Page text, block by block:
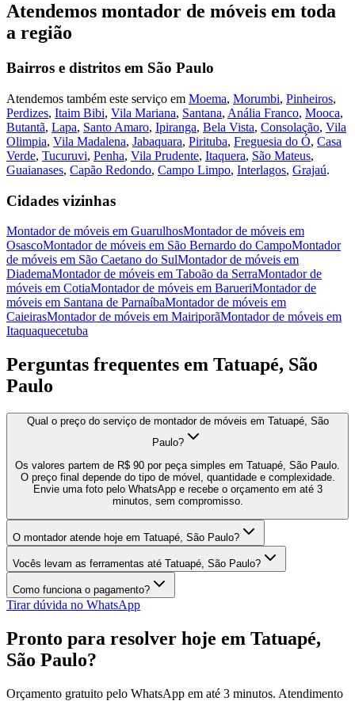
Atendemos montador de móveis em toda
a região
Bairros e distritos em São Paulo
Atendemos também este serviço em Moema, Morumbi, Pinheiros,
Perdizes, Itaim Bibi, Vila Mariana, Santana, Anália Franco, Mooca,
Butantã, Lapa, Santo Amaro, Ipiranga, Bela Vista, Consolação, Vila
Olimpia, Vila Madalena, Jabaquara, Pirituba, Freguesia do Ó, Casa
Verde, Tucuruvi, Penha, Vila Prudente, Itaquera, São Mateus,
Guaianases, Capão Redondo, Campo Limpo, Interlagos, Grajaú.
Cidades vizinhas
Montador de móveis em GuarulhosMontador de móveis em
OsascoMontador de móveis em São Bernardo do CampoMontador
de móveis em São Caetano do SulMontador de móveis em
DiademaMontador de móveis em Taboão da SerraMontador de
móveis em CotiaMontador de móveis em BarueriMontador de
móveis em Santana de ParnaíbaMontador de móveis em
CaieirasMontador de móveis em MairiporãMontador de móveis em
Itaquaquecetuba
Perguntas frequentes em Tatuapé, São
Paulo
Qual o preço do serviço de montador de móveis em Tatuapé, São
Paulo?
Os valores partem de R$ 90 por peça simples em Tatuapé, São Paulo.
O preço final depende do tipo de móvel, quantidade e complexidade.
Envie uma foto pelo WhatsApp e recebe o orçamento em até 3
minutos, sem compromisso.
O montador atende hoje em Tatuapé, São Paulo?
Vocês levam as ferramentas até Tatuapé, São Paulo?
Como funciona o pagamento?
Tirar dúvida no WhatsApp
Pronto para resolver hoje em Tatuapé,
São Paulo?
Orçamento gratuito pelo WhatsApp em até 3 minutos. Atendimento